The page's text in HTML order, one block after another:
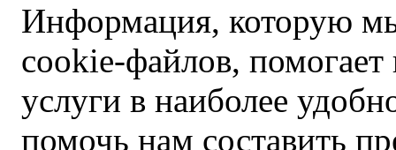
Информация, которую
cookie-файлов,
услуги в наиболее
помочь нам составить